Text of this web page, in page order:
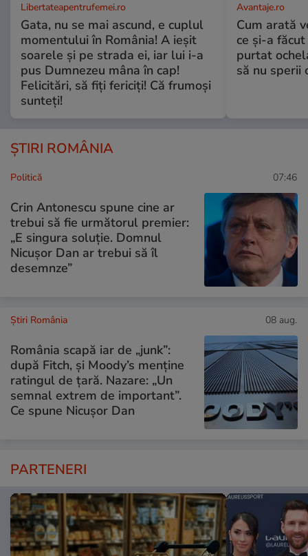
Libertateapentrufemei.ro
Gata, nu se mai ascund, e cuplul
momentului în România! A ieșit
soarele și pe strada ei, iar lui i-a
pus Dumnezeu mâna în cap!
Felicitări, să fiți fericiți! Că frumoși
sunteți!
Avantaje.ro
Cum arată
ce și-a
purtat
să nu sperii
ȘTIRI ROMÂNIA
Politică 07:46
Crin Antonescu spune cine ar
trebui să fie următorul premier:
„E singura soluție. Domnul
Nicușor Dan ar trebui să îl
desemnze”
Știri România 08 aug.
România scapă iar de „junk”:
după Fitch, și Moody’s menține
ratingul de țară. Nazare: „Un
semnal extrem de important”.
Ce spune Nicușor Dan
PARTENERI